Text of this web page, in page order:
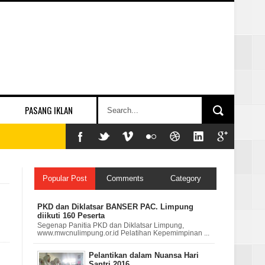
PASANG IKLAN
Popular Post Comments Category
PKD dan Diklatsar BANSER PAC. Limpung
diikuti 160 Peserta
Segenap Panitia PKD dan Diklatsar Limpung,
www.mwcnulimpung.or.id Pelatihan Kepemimpinan ...
Pelantikan dalam Nuansa Hari